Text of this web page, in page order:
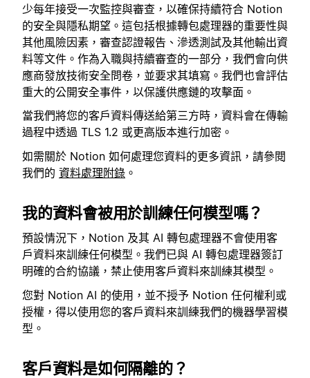
少每年接受一次監控與審查，以確保持續符合 Notion
的安全與隱私期望。這包括根據轉包處理器的重要性與
其他風險因素，審查認證報告、滲透測試及其他輸出資
料等文件。作為入職與持續審查的一部分，我們會向供
應商發放技術安全問卷，並要求其填寫。我們也會評估
重大的公開安全事件，以保護供應鏈的攻擊面。
當我們將您的客戶資料傳送給第三方時，資料會在傳輸
過程中透過 TLS 1.2 或更高版本進行加密。
如需關於 Notion 如何處理您資料的更多資訊，請參閱
我們的 資料處理附錄 。
我的資料會被用於訓練任何模型嗎？
預設情況下，Notion 及其 AI 轉包處理器不會使用客
戶資料來訓練任何模型。我們已與 AI 轉包處理器簽訂
明確的合約協議，禁止使用客戶資料來訓練其模型。
您對 Notion AI 的使用，並不授予 Notion 任何權利或
授權，得以使用您的客戶資料來訓練我們的機器學習模
型。
客戶資料是如何隔離的？